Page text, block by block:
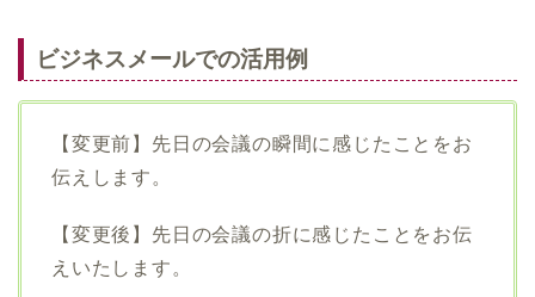
ビジネスメールでの活用例
【変更前】先日の会議の瞬間に感じたことをお
伝えします。
【変更後】先日の会議の折に感じたことをお伝
えいたします。